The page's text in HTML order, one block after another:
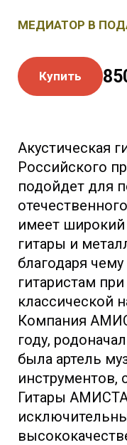
МЕДИАТОР В
Купить
Акустическая
Российского
подойдет для
имеет широкий
гитары и
благодаря
гитаристам
классической
Компания
году,
была артель
инструментов,
Гитары